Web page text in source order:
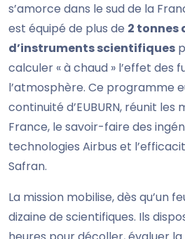
s’amorce dans le sud de la
est équipé de plus de 2 tonnes
d’instruments scientifiques
calculer « à chaud » l’effet des
l’atmosphère. Ce programme
continuité d’EUBURN, réunit
France, le savoir-faire des
technologies Airbus et
Safran.
La mission mobilise, dès qu’un
dizaine de scientifiques. Ils